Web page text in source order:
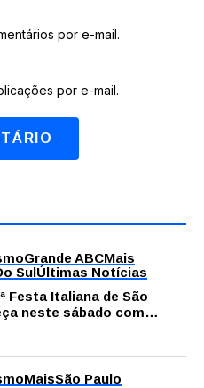
por e-mail.
por e-mail.
Grande ABCMais
SulÚltimas Notícias
Festa Italiana de São
neste sábado com
e solidariedade
MaisSão Paulo